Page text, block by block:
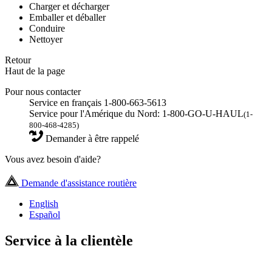
Charger et décharger
Emballer et déballer
Conduire
Nettoyer
Retour
Haut de la page
Pour nous contacter
Service en français 1-800-663-5613
Service pour l'Amérique du Nord: 1-800-GO-U-HAUL(1-
800-468-4285)
Demander à être rappelé
Vous avez besoin d'aide?
Demande d'assistance routière
English
Español
Service à la clientèle